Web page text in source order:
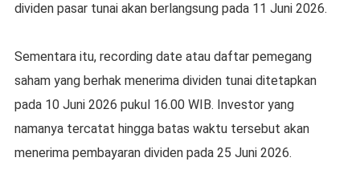
dividen pasar tunai akan berlangsung pada 11 Juni 2026.
Sementara itu, recording date atau daftar pemegang
saham yang berhak menerima dividen tunai ditetapkan
pada 10 Juni 2026 pukul 16.00 WIB. Investor yang
namanya tercatat hingga batas waktu tersebut akan
menerima pembayaran dividen pada 25 Juni 2026.